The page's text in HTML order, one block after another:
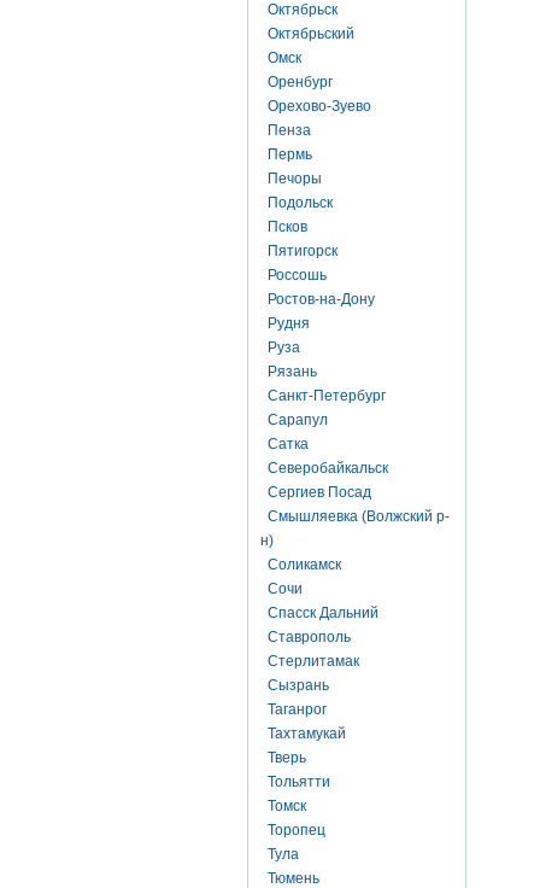
Октябрьск
Октябрьский
Омск
Оренбург
Орехово-Зуево
Пенза
Пермь
Печоры
Подольск
Псков
Пятигорск
Россошь
Ростов-на-Дону
Рудня
Руза
Рязань
Санкт-Петербург
Сарапул
Сатка
Северобайкальск
Сергиев Посад
Смышляевка (Волжский р-
н)
Соликамск
Сочи
Спасск Дальний
Ставрополь
Стерлитамак
Сызрань
Таганрог
Тахтамукай
Тверь
Тольятти
Томск
Торопец
Тула
Тюмень